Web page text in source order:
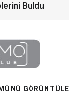
Buldu
GÖRÜNTÜLE